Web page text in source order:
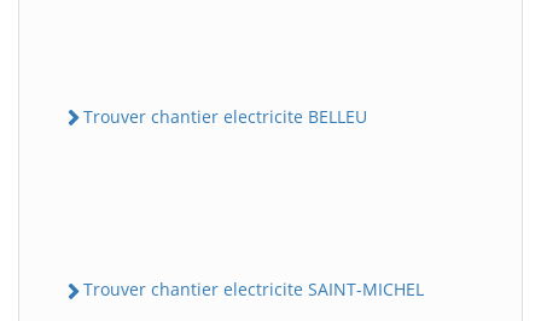
Trouver chantier electricite BELLEU
Trouver chantier electricite SAINT-MICHEL